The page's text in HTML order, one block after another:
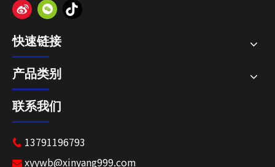
快速链接
产品类别
联系我们
 13791196793
 xyywb@xinyang999.com